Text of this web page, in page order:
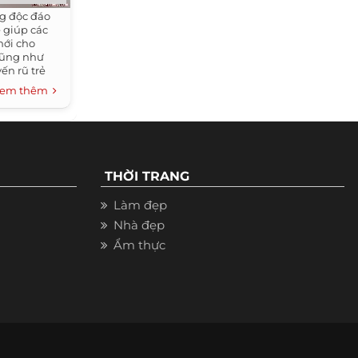
độc đáo
giúp các
cho
như
rũ trẻ
luôn
thời
nhé!
thêm
THỜI TRANG
Làm đẹp
Nhà đẹp
Ẩm thực